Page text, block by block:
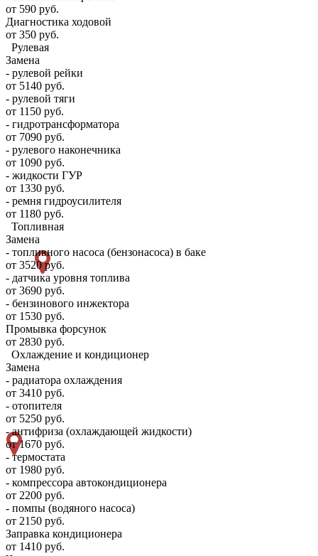
от 590 руб.
Диагностика ходовой
от 350 руб.
Рулевая
Замена
- рулевой рейки
от 5140 руб.
- рулевой тяги
от 1150 руб.
- гидротрансформатора
от 7090 руб.
- рулевого наконечника
от 1090 руб.
- жидкости ГУР
от 1330 руб.
- ремня гидроусилителя
от 1180 руб.
Топливная
Замена
- топливного насоса (бензонасоса) в баке
от 3520 руб.
- датчика уровня топлива
от 3690 руб.
- бензинового инжектора
от 1530 руб.
Промывка форсунок
от 2830 руб.
Охлаждение и кондиционер
Замена
- радиатора охлаждения
от 3410 руб.
- отопителя
от 5250 руб.
- антифриза (охлаждающей жидкости)
от 1670 руб.
- термостата
от 1980 руб.
- компрессора автокондиционера
от 2200 руб.
- помпы (водяного насоса)
от 2150 руб.
Заправка кондиционера
от 1410 руб.